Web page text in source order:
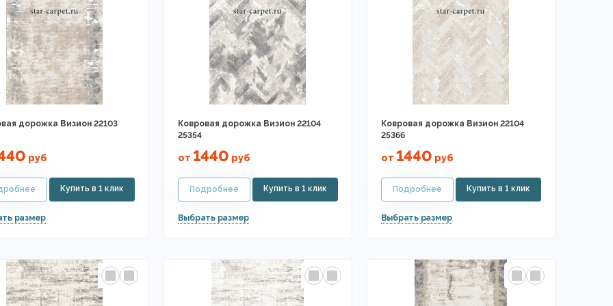
дорожка Визион 22103
руб
Ковровая дорожка Визион 22104
25354
от 1440 руб
Ковровая дорожка Визион 22104
25366
от 1440 руб